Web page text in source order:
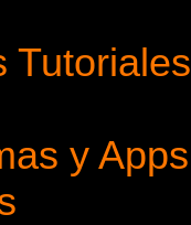
Tutoriales
y Apps